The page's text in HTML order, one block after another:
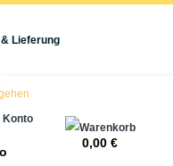
Lieferung
0,00 €